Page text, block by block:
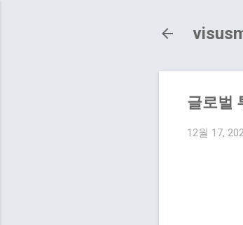
글로벌
12월 17,